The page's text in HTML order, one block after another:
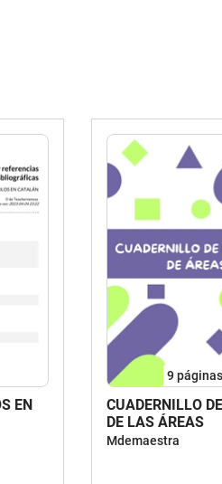
EN
9páginas
CUADERNILLO
DE LAS ÁREAS
Mdemaestra